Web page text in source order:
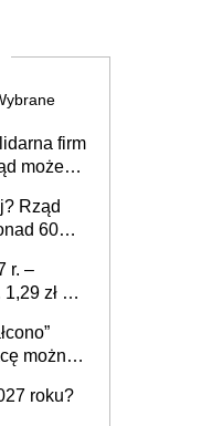
firm
może
Rząd
60
r. –
zł za
można
roku?